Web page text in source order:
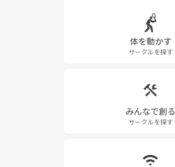
体を動かす
サークルを探す
みんなで創る
サークルを探す